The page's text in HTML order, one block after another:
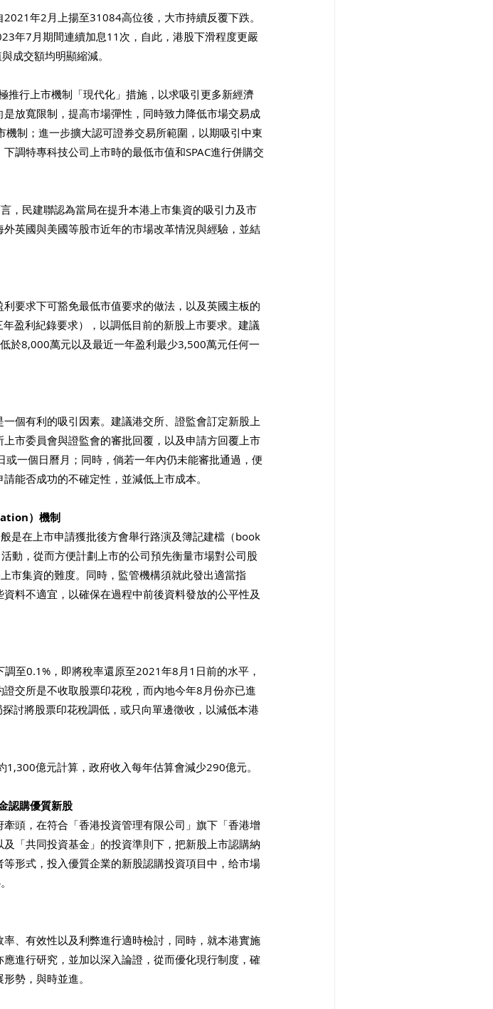
年2月上揚至31084高位後，大市持續反覆下跌。
年7月期間連續加息11次，自此，港股下滑程度更嚴
成交額均明顯縮減。
行上市機制「現代化」措施，以求吸引更多新經濟
放寬限制，提高市場彈性，同時致力降低市場交易成
制；進一步擴大認可證券交易所範圍，以期吸引中東
調特專科技公司上市時的最低市值和SPAC進行併購交
，民建聯認為當局在提升本港上市集資的吸引力及市
英國與美國等股市近年的市場改革情況與經驗，並結
要求下可豁免最低市值要求的做法，以及英國主板的
盈利紀錄要求），以調低目前的新股上市要求。建議
於8,000萬元以及最近一年盈利最少3,500萬元任何一
個有利的吸引因素。建議港交所、證監會訂定新股上
市委員會與證監會的審批回覆，以及申請方回覆上市
一個日曆月；同時，倘若一年內仍未能審批通過，便
能否成功的不確定性，並減低上市成本。
）機制
是在上市申請獲批後方會舉行路演及簿記建檔（book
動，從而方便計劃上市的公司預先衡量市場對公司股
市集資的難度。同時，監管機構須就此發出適當指
料不適宜，以確保在過程中前後資料發放的公平性及
至0.1%，即將稅率還原至2021年8月1日前的水平，
交所是不收取股票印花稅，而內地今年8月份亦已進
討將股票印花稅調低，或只向單邊徵收，以減低本港
億元計算，政府收入每年估算會減少290億元。
認購優質新股
頭，在符合「香港投資管理有限公司」旗下「香港增
「共同投資基金」的投資準則下，把新股上市認購納
形式，投入優質企業的新股認購投資項目中，给市場
、有效性以及利弊進行適時檢討，同時，就本港實施
進行研究，並加以深入論證，從而優化現行制度，確
勢，與時並進。